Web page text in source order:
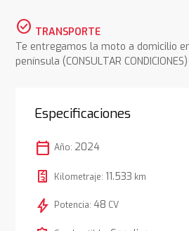
check_circle TRANSPORTE
Te entregamos la moto a domicilio
península (CONSULTAR CONDICIONES)
Especificaciones
calendar_today Año: 2024
Kilometraje: 11.533 km
bolt Potencia: 48 CV